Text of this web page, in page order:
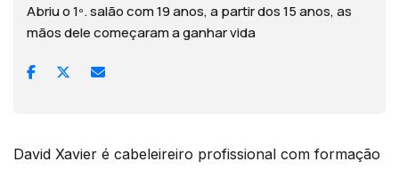
Abriu o 1º. salão com 19 anos, a partir dos 15 anos, as
mãos dele começaram a ganhar vida
David Xavier é cabeleireiro profissional com formação